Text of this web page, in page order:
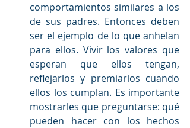
comportamientos similares a los
de sus padres. Entonces deben
ser el ejemplo de lo que anhelan
para ellos. Vivir los valores que
esperan que ellos tengan,
reflejarlos y premiarlos cuando
ellos los cumplan. Es importante
mostrarles que preguntarse: qué
pueden hacer con los hechos